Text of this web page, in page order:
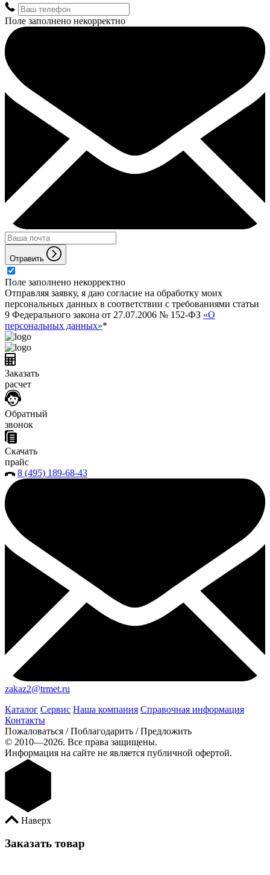
Поле заполнено некорректно
Отравить
Поле заполнено некорректно
Отправляя заявку, я даю согласие на обработку моих
персональных данных в соответствии с требованиями статьи
9 Федерального закона от 27.07.2006 № 152-ФЗ «О
персональных данных»*
Заказать
расчет
Обратный
звонок
Скачать
прайс
8 (495) 189-68-43
zakaz2@trmet.ru
Каталог Сервис Наша компания Справочная информация
Контакты
Пожаловаться / Поблагодарить / Предложить
© 2010—2026. Все права защищены.
Информация на сайте не является публичной офертой.
Наверх
Заказать товар